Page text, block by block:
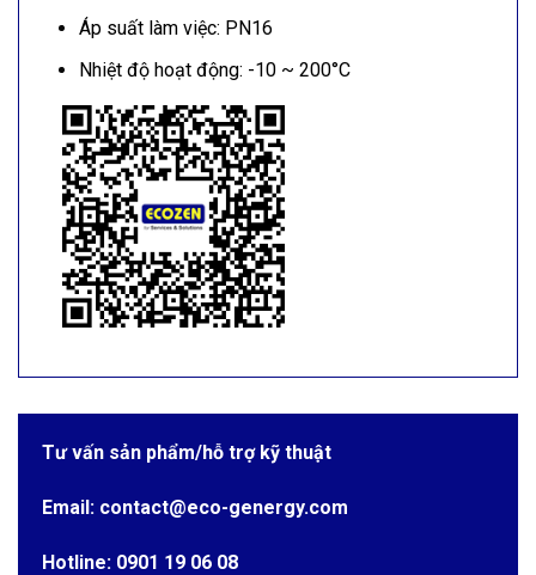
Áp suất làm việc: PN16
Nhiệt độ hoạt động: -10 ~ 200°C
Tư vấn sản phẩm/hỗ trợ kỹ thuật
Email: contact@eco-genergy.com
Hotline: 0901 19 06 08